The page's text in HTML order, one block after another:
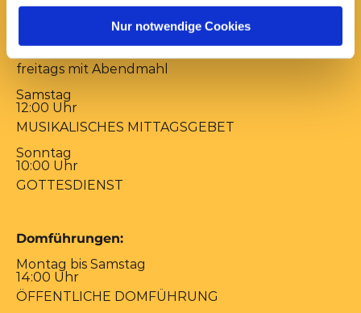
Nur notwendige Cookies
17:00 Uhr
mittwochs mit Versöhnungsgebet von Coventry
freitags mit Abendmahl
Samstag
12:00 Uhr
MUSIKALISCHES MITTAGSGEBET
Sonntag
10:00 Uhr
GOTTESDIENST
Domführungen:
Montag bis Samstag
14:00 Uhr
ÖFFENTLICHE DOMFÜHRUNG